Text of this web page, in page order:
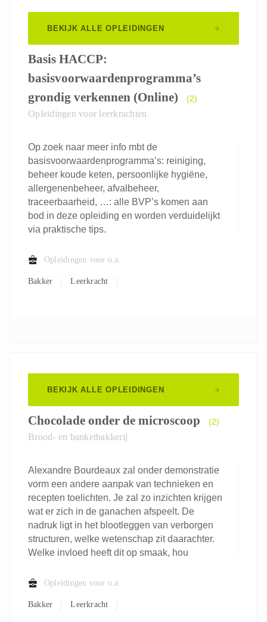
BEKIJK ALLE OPLEIDINGEN
Basis HACCP:
basisvoorwaardenprogramma’s
grondig verkennen (Online)
(2)
Opleidingen voor leerkrachten
Op zoek naar meer info mbt de
basisvoorwaardenprogramma’s: reiniging,
beheer koude keten, persoonlijke hygiëne,
allergenenbeheer, afvalbeheer,
traceerbaarheid, …: alle BVP’s komen aan
bod in deze opleiding en worden verduidelijkt
via praktische tips.
Opleidingen voor o.a.
Bakker Leerkracht
BEKIJK ALLE OPLEIDINGEN
Chocolade onder de microscoop (2)
Brood- en banketbakkerij
Alexandre Bourdeaux zal onder demonstratie
vorm een andere aanpak van technieken en
recepten toelichten. Je zal zo inzichten krijgen
wat er zich in de ganachen afspeelt. De
nadruk ligt in het blootleggen van verborgen
structuren, welke wetenschap zit daarachter.
Welke invloed heeft dit op smaak, hou
Opleidingen voor o.a.
Bakker Leerkracht